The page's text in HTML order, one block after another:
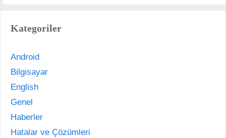
Kategoriler
Android
Bilgisayar
English
Genel
Haberler
Hatalar ve Çözümleri